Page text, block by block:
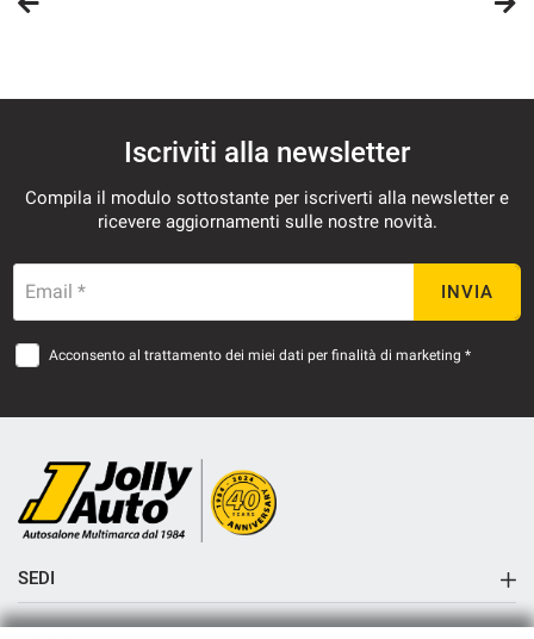
Iscriviti alla newsletter
Compila il modulo sottostante per iscriverti alla newsletter e
ricevere aggiornamenti sulle nostre novità.
Email * INVIA
Acconsento al trattamento dei miei dati per finalità di marketing *
SEDI
Sede di Cremosano